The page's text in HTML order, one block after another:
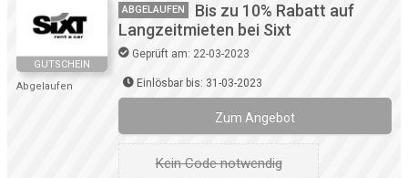
GUTSCHEIN
Abgelaufen
ABGELAUFEN
Bis zu 10% Rabatt auf
Langzeitmieten bei Sixt
Geprüft am: 22-03-2023
Einlösbar bis: 31-03-2023
Zum Angebot
Kein Code notwendig